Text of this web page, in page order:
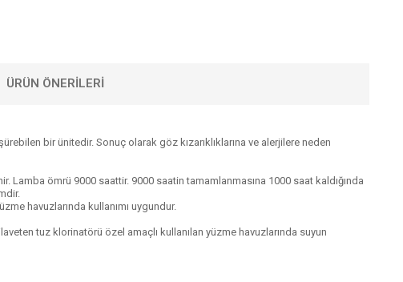
ÜRÜN ÖNERILERI
bir ünitedir. Sonuç olarak göz kızarıklıklarına ve alerjilere neden
Lamba ömrü 9000 saattir. 9000 saatin tamamlanmasına 1000 saat kaldığında
havuzlarında kullanımı uygundur.
tuz klorinatörü özel amaçlı kullanılan yüzme havuzlarında suyun